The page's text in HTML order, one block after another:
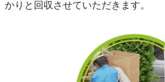
かりと回収させていただきます。